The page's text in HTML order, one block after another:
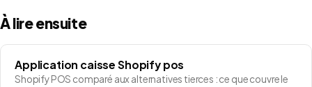
À lire ensuite
Application caisse Shopify pos
Shopify POS comparé aux alternatives tierces : ce que couvre le